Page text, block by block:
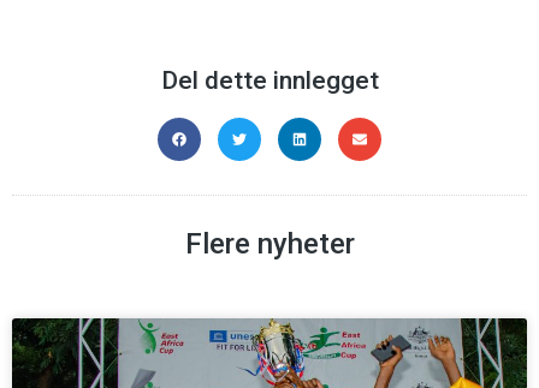
Del dette innlegget
Flere nyheter